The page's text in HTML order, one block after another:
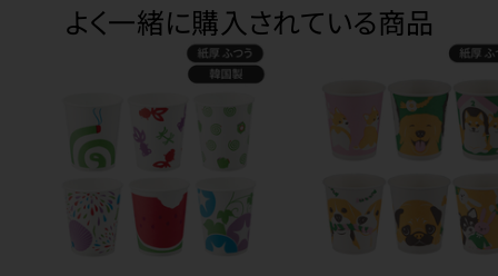
よく一緒に購入されている商品